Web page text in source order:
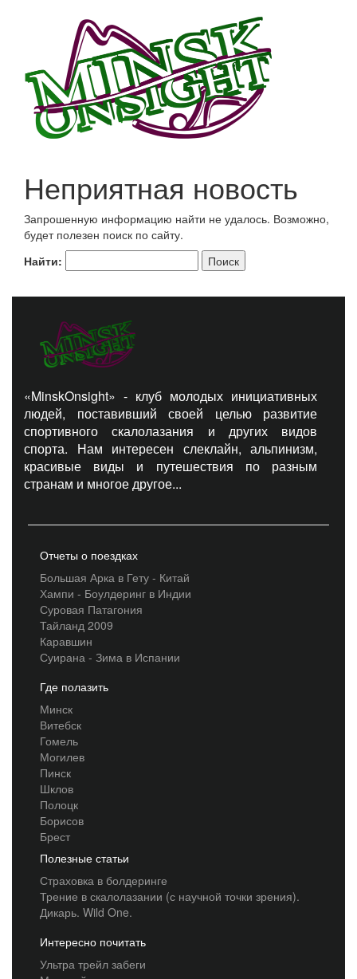
Неприятная новость
Запрошенную информацию найти не удалось. Возможно,
будет полезен поиск по сайту.
Найти:
«MinskOnsight» - клуб молодых инициативных
людей, поставивший своей целью развитие
спортивного скалолазания и других видов
спорта. Нам интересен слеклайн, альпинизм,
красивые виды и путешествия по разным
странам и многое другое...
Отчеты о поездках
Большая Арка в Гету - Китай
Хампи - Боулдеринг в Индии
Суровая Патагония
Тайланд 2009
Каравшин
Суирана - Зима в Испании
Где полазить
Минск
Витебск
Гомель
Могилев
Пинск
Шклов
Полоцк
Борисов
Брест
Полезные статьи
Страховка в болдеринге
Трение в скалолазании (с научной точки зрения).
Дикарь. Wild One.
Интересно почитать
Ультра трейл забеги